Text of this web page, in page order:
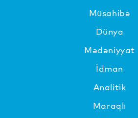
Müsahibə
Dünya
Mədəniyyat
İdman
Analitik
Maraqlı